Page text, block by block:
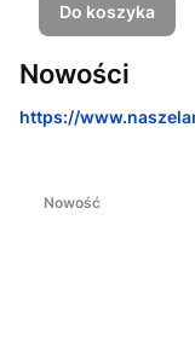
Do koszyka
Nowości
https://
Nowość